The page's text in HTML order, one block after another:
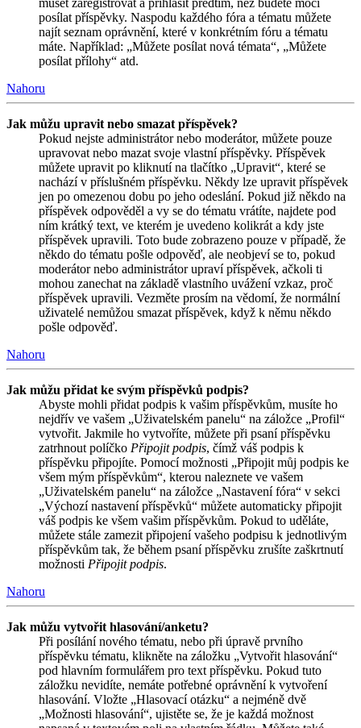
posílat příspěvky. Naspodu každého fóra a tématu můžete
najít seznam oprávnění, které v konkrétním fóru a tématu
máte. Například: „Můžete posílat nová témata“, „Můžete
posílat přílohy“ atd.
Nahoru
Jak můžu upravit nebo smazat příspěvek?
Pokud nejste administrátor nebo moderátor, můžete pouze
upravovat nebo mazat svoje vlastní příspěvky. Příspěvek
můžete upravit po kliknutí na tlačítko „Upravit“, které se
nachází v příslušném příspěvku. Někdy lze upravit příspěvek
jen po omezenou dobu po jeho odeslání. Pokud již někdo na
příspěvek odpověděl a vy se do tématu vrátíte, najdete pod
ním krátký text, ve kterém je uvedeno kolikrát a kdy jste
příspěvek upravili. Toto bude zobrazeno pouze v případě, že
někdo do tématu pošle odpověď, ale neobjeví se to, pokud
moderátor nebo administrátor upraví příspěvek, ačkoli ti
mohou zanechat na základě vlastního uvážení vzkaz, proč
příspěvek upravili. Vezměte prosím na vědomí, že normální
uživatelé nemůžou smazat příspěvek, když k němu někdo
pošle odpověď.
Nahoru
Jak můžu přidat ke svým příspěvků podpis?
Abyste mohli přidat podpis k vašim příspěvkům, musíte ho
nejdřív ve vašem „Uživatelském panelu“ na záložce „Profil“
vytvořit. Jakmile ho vytvoříte, můžete při psaní příspěvku
zatrhnout políčko Připojit podpis, čímž váš podpis k
příspěvku připojíte. Pomocí možnosti „Připojit můj podpis ke
všem mým příspěvkům“, kterou naleznete ve vašem
„Uživatelském panelu“ na záložce „Nastavení fóra“ v sekci
„Výchozí nastavení příspěvků“ můžete automaticky připojit
váš podpis ke všem vašim příspěvkům. Pokud to uděláte,
můžete stále zamezit připojení vašeho podpisu k jednotlivým
příspěvkům tak, že během psaní příspěvku zrušíte zaškrtnutí
možnosti Připojit podpis.
Nahoru
Jak můžu vytvořit hlasování/anketu?
Při posílání nového tématu, nebo při úpravě prvního
příspěvku tématu, klikněte na záložku „Vytvořit hlasování“
pod hlavním formulářem pro text příspěvku. Pokud tuto
záložku nevidíte, nemáte potřebné oprávnění k vytvoření
hlasování. Vložte „Hlasovací otázku“ a nejméně dvě
„Možnosti hlasování“, ujistěte se, že je každá možnost